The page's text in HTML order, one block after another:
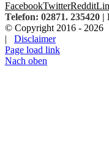
FacebookTwitterReddit
Telefon: 02871. 235420
© Copyright 2016 -
| Disclaimer
Page load link
Nach oben